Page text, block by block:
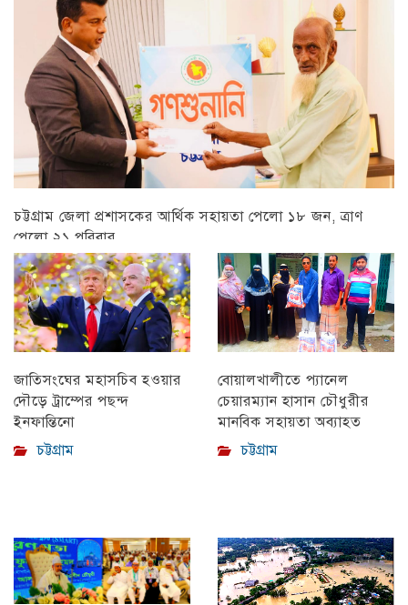
চট্টগ্রাম জেলা প্রশাসকের আর্থিক সহায়তা পেলো ১৮ জন, ত্রাণ
পেলো ২১ পরিবার
চট্টগ্রাম
জাতিসংঘের মহাসচিব হওয়ার
দৌড়ে ট্রাম্পের পছন্দ
ইনফান্তিনো
চট্টগ্রাম
বোয়ালখালীতে প্যানেল
চেয়ারম্যান হাসান চৌধুরীর
মানবিক সহায়তা অব্যাহত
চট্টগ্রাম